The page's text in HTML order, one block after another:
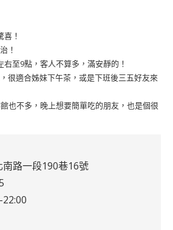
！
！
至9點，客人不算多，滿安靜的！
很適合姊妹下午茶，或是下班後三五好友來
也不多，晚上想要簡單吃的朋友，也是個很
路一段190巷16號